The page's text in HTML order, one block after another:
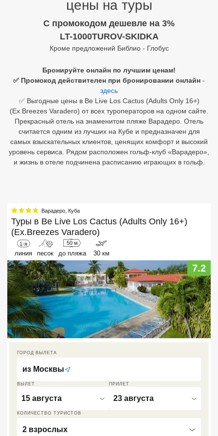
цены на туры
C промокодом дешевле на 3%
LT-1000TUROV-SKIDKA
Кроме предложений Библио - Глобус
Бронируйте онлайн по лучшим ценам!
✅ Промокод действителен при бронировании онлайн -
здесь
✅ Выгодные цены в Be Live Los Cactus (Adults Only 16+)
(Ex.Breezes Varadero) от всех туроператоров на одном сайте.
Прекрасный отель на знаменитом пляже Варадеро. Отель
считается одним из лучших на Кубе и предназначен для
самых взыскательных клиентов, ценящих комфорт и высокий
уровень сервиса. Рядом расположен гольф-клуб «Варадеро»,
и жизнь в отеле подчинена расписанию играющих в гольф.
Варадеро Куба
Туры в Be Live Los Cactus (Adults Only 16+)
(Ex.Breezes Varadero)
1-я
линия песок
50 м
до пляжа 30 км
7.2
ВЫЛЕТ
15 августа
ПРИЛЕТ
23 августа
КОЛИЧЕСТВО ТУРИСТОВ
2 взрослых
ГОРОД ВЫЛЕТА
из Москвы
Бали
Хайнань
Северный Гоа
Южный Гоа
Большой Сочи
Кав Мин Воды
Экскурсионные туры
VIP отели 5 звезд
ТОП 10 лучших отелей 5*
ТОП 10 недорогих отелей
5*
Недорогие отели 4*
Лучшие отели 3* звезды
Недорогие отели 3*
звезды